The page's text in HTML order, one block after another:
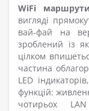
WiFi
вигляді
вай-фай на
зроблений із
цілком
частина
LED
функцій:
чотирьох